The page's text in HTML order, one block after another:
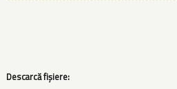
Descarcă fișiere: